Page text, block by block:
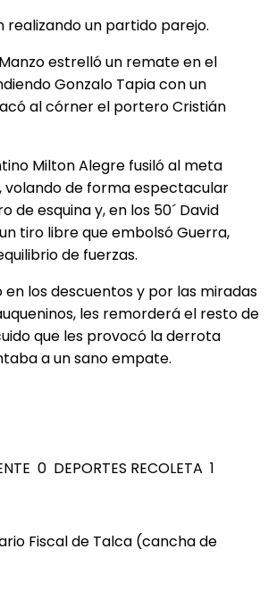
realizando un partido parejo.
Manzo estrelló un remate enel
Gonzalo Tapia con un
al córner el portero Cristián
Milton Alegre fusiló al meta
volando de forma espectacular
de esquina y, en los 50´ David
tiro libre que embolsó Guerra,
de fuerzas.
en los descuentos y por las miradas
les remorderá el resto de
que les provocó la derrota
a un sano empate.
0 DEPORTES RECOLETA 1
Fiscal de Talca (cancha de